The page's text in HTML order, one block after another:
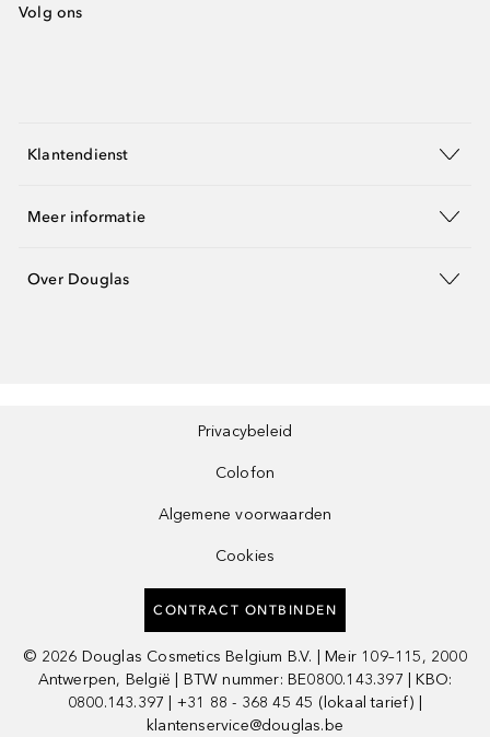
Volg ons
Klantendienst
Meer informatie
Over Douglas
Privacybeleid
Colofon
Algemene voorwaarden
Cookies
CONTRACT ONTBINDEN
© 2026 Douglas Cosmetics Belgium B.V. | Meir 109–115, 2000
Antwerpen, België | BTW nummer: BE0800.143.397 | KBO:
0800.143.397 | +31 88 - 368 45 45 (lokaal tarief) |
klantenservice@douglas.be